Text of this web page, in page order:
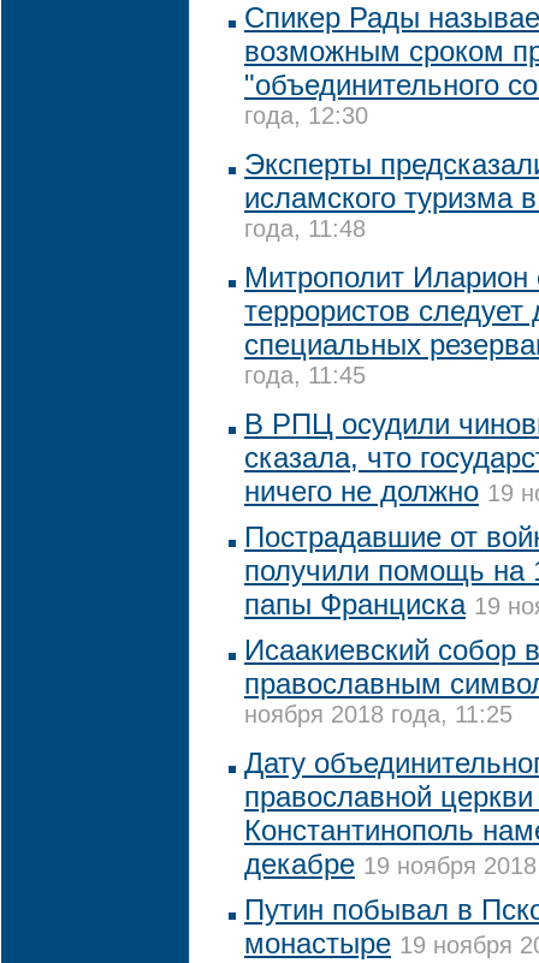
Спикер Рады
возможным сроком
"объединительного
года, 12:30
Эксперты
исламского туризма
года, 11:48
Митрополит Иларион
террористов следует
специальных
года, 11:45
В РПЦ осудили
сказала, что
ничего не должно 19
Пострадавшие от
получили помощь на
папы Франциска 19
Исаакиевский собор
православным
ноября 2018 года, 11:25
Дату
православной
Константинополь
декабре 19 ноября
Путин побывал в
монастыре 19 ноября